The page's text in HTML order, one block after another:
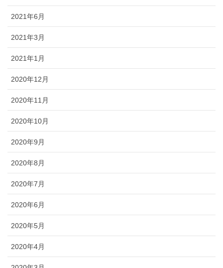
2021年6月
2021年3月
2021年1月
2020年12月
2020年11月
2020年10月
2020年9月
2020年8月
2020年7月
2020年6月
2020年5月
2020年4月